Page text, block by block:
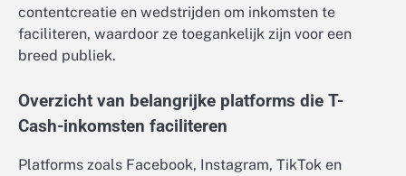
contentcreatie en wedstrijden om inkomsten te
faciliteren, waardoor ze toegankelijk zijn voor een
breed publiek.
Overzicht van belangrijke platforms die T-
Cash-inkomsten faciliteren
Platforms zoals Facebook, Instagram, TikTok en